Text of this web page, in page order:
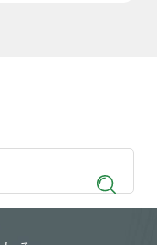
use up and down